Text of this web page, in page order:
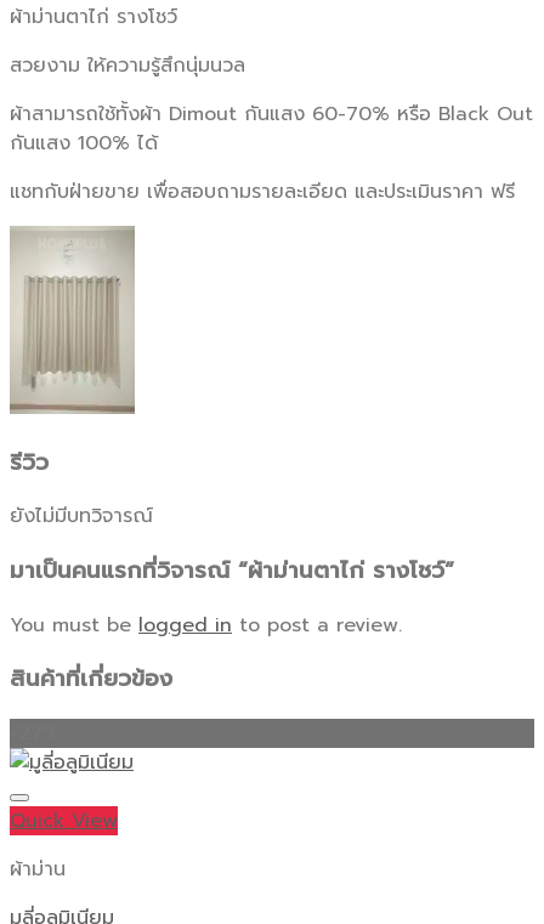
ผ้าม่านตาไก่ รางโชว์
สวยงาม ให้ความรู้สึกนุ่มนวล
ผ้าสามารถใช้ทั้งผ้า Dimout กันแสง 60-70% หรือ Black Out
กันแสง 100% ได้
แชทกับฝ่ายขาย เพื่อสอบถามรายละเอียด และประเมินราคา ฟรี
รีวิว
ยังไม่มีบทวิจารณ์
มาเป็นคนแรกที่วิจารณ์ “ผ้าม่านตาไก่ รางโชว์”
You must be logged in to post a review.
สินค้าที่เกี่ยวข้อง
Quick View
ผ้าม่าน
มูลี่อลูมิเนียม